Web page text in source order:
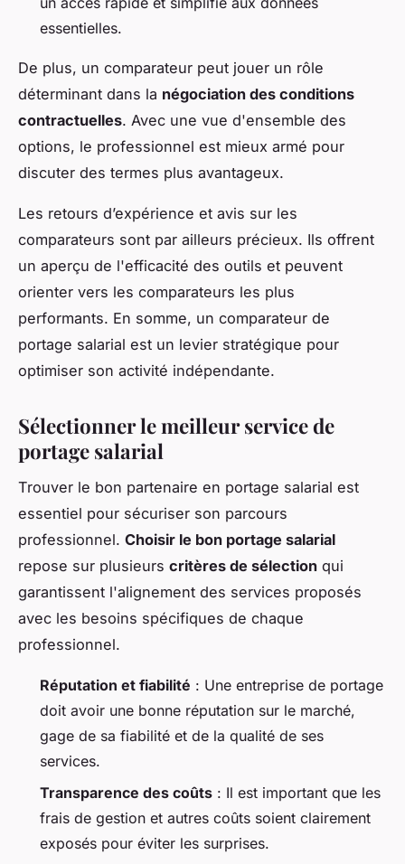
essentielles.
De plus, un comparateur peut jouer un rôle
déterminant dans la négociation des conditions
contractuelles. Avec une vue d'ensemble des
options, le professionnel est mieux armé pour
discuter des termes plus avantageux.
Les retours d’expérience et avis sur les
comparateurs sont par ailleurs précieux. Ils offrent
un aperçu de l'efficacité des outils et peuvent
orienter vers les comparateurs les plus
performants. En somme, un comparateur de
portage salarial est un levier stratégique pour
optimiser son activité indépendante.
Sélectionner le meilleur service de
portage salarial
Trouver le bon partenaire en portage salarial est
essentiel pour sécuriser son parcours
professionnel. Choisir le bon portage salarial
repose sur plusieurs critères de sélection qui
garantissent l'alignement des services proposés
avec les besoins spécifiques de chaque
professionnel.
Réputation et fiabilité : Une entreprise de portage
doit avoir une bonne réputation sur le marché,
gage de sa fiabilité et de la qualité de ses
services.
Transparence des coûts : Il est important que les
frais de gestion et autres coûts soient clairement
exposés pour éviter les surprises.